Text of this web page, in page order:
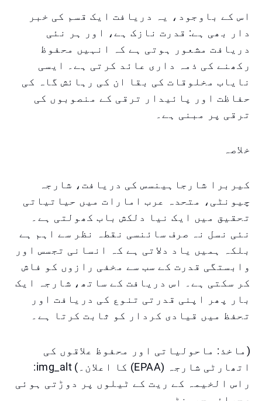
اس کے باوجود، یہ دریافت ایک قسم کی خبر
دار بھی ہے: قدرت نازک ہے، اور ہر نئی
دریافت مشعور ہوتی ہے کہ انہیں محفوظ
رکھنے کی ذمہ داری عائد کرتی ہے۔ ایسی
نایاب مخلوقات کی بقا ان کی رہائش گاہ کی
حفاظت اور پائیدار ترقی کے منصوبوں کی
ترقی پر مبنی ہے۔
خلاصہ
کیربرا شارجاہینسس کی دریافت، شارجہ
چیونٹی، متحدہ عرب امارات میں حیاتیاتی
تحقیق میں ایک نیا دلکش باب کھولتی ہے۔
نئی نسل نہ صرف سائنسی نقطہ نظر سے اہم ہے
بلکہ ہمیں یاد دلاتی ہے کہ انسانی تجسس اور
وابستگی قدرت کے سب سے مخفی رازوں کو فاش
کر سکتی ہے۔ اس دریافت کے ساتھ، شارجہ ایک
بار پھر اپنی قدرتی تنوع کی دریافت اور
تحفظ میں قیادی کردار کو ثابت کرتا ہے۔
(ماخذ: ماحولیاتی اور محفوظ علاقوں کی
اتھارٹی شارجہ (EPAA) کا اعلان۔) img_alt:
راس الخیمہ کے ریت کے ٹیلوں پر دوڑتی ہوئی